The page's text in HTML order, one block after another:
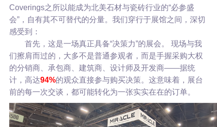
Coverings之所以能成为北美石材与瓷砖行业的“必参盛
会”，自有其不可替代的分量。我们穿行于展馆之间，深切
感受到：
首先，这是一场真正具备“决策力”的展会。 现场与我
们擦肩而过的，大多不是普通参观者，而是手握采购大权
的分销商、承包商、建筑商、设计师及开发商——据统
计，高达94%的观众直接参与购买决策。这意味着，展台
前的每一次交谈，都可能转化为一张实实在在的订单。